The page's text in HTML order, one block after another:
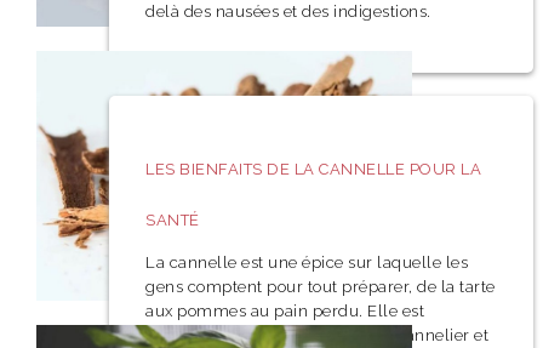
delà des nausées et des indigestions.
LES BIENFAITS DE LA CANNELLE POUR LA
SANTÉ
La cannelle est une épice sur laquelle les
gens comptent pour tout préparer, de la tarte
aux pommes au pain perdu. Elle est
fabriquée à partir de l’écorce du cannelier et